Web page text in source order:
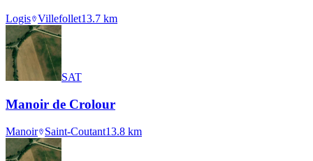
Logis Villefollet13.7 km
SAT
Manoir de Crolour
Manoir Saint-Coutant13.8 km